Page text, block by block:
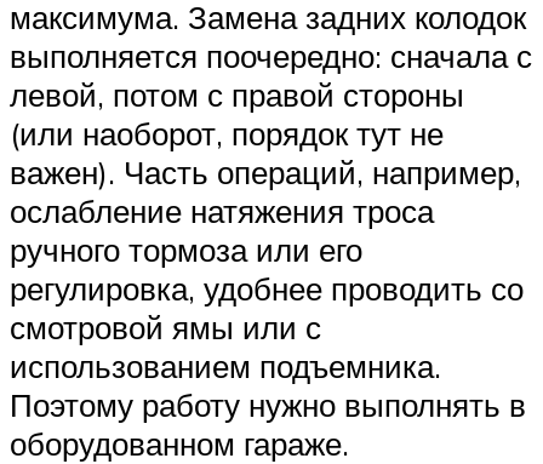
максимума. Замена задних колодок
выполняется поочередно: сначала с
левой, потом с правой стороны
(или наоборот, порядок тут не
важен). Часть операций, например,
ослабление натяжения троса
ручного тормоза или его
регулировка, удобнее проводить со
смотровой ямы или с
использованием подъемника.
Поэтому работу нужно выполнять в
оборудованном гараже.